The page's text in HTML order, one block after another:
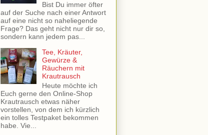
Bist Du immer öfter
auf der Suche nach einer Antwort
auf eine nicht so naheliegende
Frage? Das geht nicht nur dir so,
sondern kann jedem pas...
Tee, Kräuter,
Gewürze &
Räuchern mit
Krautrausch
Heute möchte ich
Euch gerne den Online-Shop
Krautrausch etwas näher
vorstellen, von dem ich kürzlich
ein tolles Testpaket bekommen
habe. Vie...